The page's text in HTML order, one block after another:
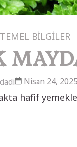
TEMEL BİLGİLER
Nisan 24, 2025
hafif